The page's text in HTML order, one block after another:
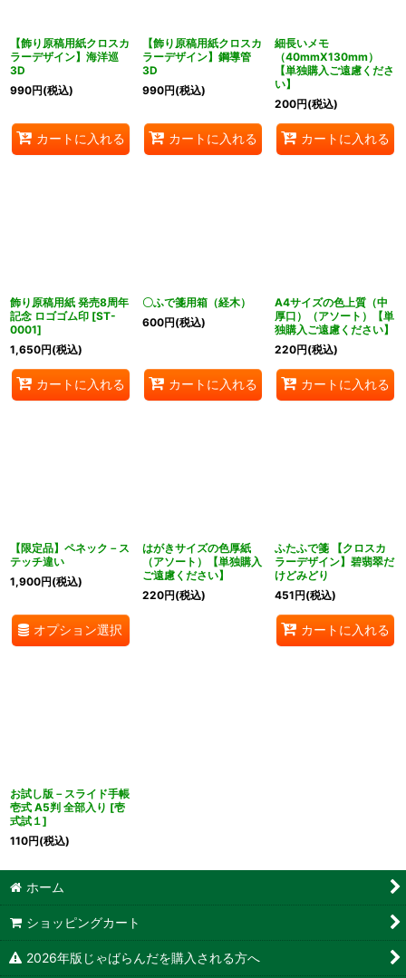
【飾り原稿用紙クロスカ
ラーデザイン】海洋巡
3D
990円(税込)
カートに入れる
【飾り原稿用紙クロスカ
ラーデザイン】鋼導管
3D
990円(税込)
カートに入れる
細長いメモ
（40mmX130mm）
【単独購入ご遠慮くださ
い】
200円(税込)
カートに入れる
飾り原稿用紙 発売8周年
記念 ロゴゴム印 [ST-
0001]
1,650円(税込)
カートに入れる
〇ふで箋用箱（経木）
600円(税込)
カートに入れる
A4サイズの色上質（中
厚口）（アソート）【単
独購入ご遠慮ください】
220円(税込)
カートに入れる
【限定品】ペネック－ス
テッチ違い
1,900円(税込)
オプション選択
はがきサイズの色厚紙
（アソート）【単独購入
ご遠慮ください】
220円(税込)
ふたふで箋 【クロスカ
ラーデザイン】碧翡翠だ
けどみどり
451円(税込)
カートに入れる
お試し版－スライド手帳
壱式 A5判 全部入り [壱
式試１ ]
110円(税込)
ホーム
ショッピングカート
2026年版じゃばらんだを購入される方へ